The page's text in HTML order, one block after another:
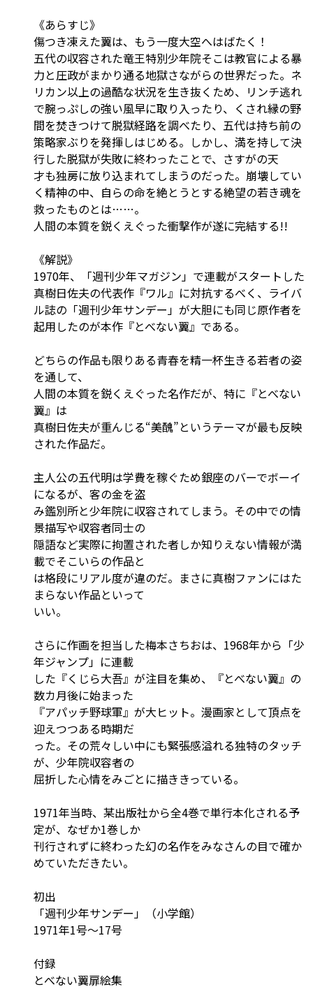
《あらすじ》
傷つき凍えた翼は、もう一度大空へはばたく！
五代の収容された竜王特別少年院――そこは教官による暴
力と圧政がまかり通る地獄さながらの世界だった。ネ
リカン以上の過酷な状況を生き抜くため、リンチ逃れ
で腕っぷしの強い風早に取り入ったり、くされ縁の野
間を焚きつけて脱獄経路を調べたり、五代は持ち前の
策略家ぶりを発揮しはじめる。しかし、満を持して決
行した脱獄が失敗に終わったことで、さすがの天
才も独房に放り込まれてしまうのだった。崩壊してい
く精神の中、自らの命を絶とうとする絶望の若き魂を
救ったものとは……。
人間の本質を鋭くえぐった衝撃作が遂に完結する!!
《解説》
1970年、「週刊少年マガジン」で連載がスタートした
真樹日佐夫の代表作『ワル』に対抗するべく、ライバ
ル誌の「週刊少年サンデー」が大胆にも同じ原作者を
起用したのが本作――『とべない翼』である。
どちらの作品も限りある青春を精一杯生きる若者の姿
を通して、
人間の本質を鋭くえぐった名作だが、特に『とべない
翼』は
真樹日佐夫が重んじる“美醜”というテーマが最も反映
された作品だ。
主人公の五代明は学費を稼ぐため銀座のバーでボーイ
になるが、客の金を盗
み鑑別所と少年院に収容されてしまう。その中での情
景描写や収容者同士の
隠語など実際に拘置された者しか知りえない情報が満
載でそこいらの作品と
は格段にリアル度が違のだ。まさに真樹ファンにはた
まらない作品といって
いい。
さらに作画を担当した梅本さちおは、1968年から「少
年ジャンプ」に連載
した『くじら大吾』が注目を集め、『とべない翼』の
数カ月後に始まった
『アパッチ野球軍』が大ヒット。漫画家として頂点を
迎えつつある時期だ
った。その荒々しい中にも緊張感溢れる独特のタッチ
が、少年院収容者の
屈折した心情をみごとに描ききっている。
1971年当時、某出版社から全4巻で単行本化される予
定が、なぜか1巻しか
刊行されずに終わった幻の名作をみなさんの目で確か
めていただきたい。
初出
「週刊少年サンデー」（小学館）
1971年1号～17号
付録
とべない翼扉絵集